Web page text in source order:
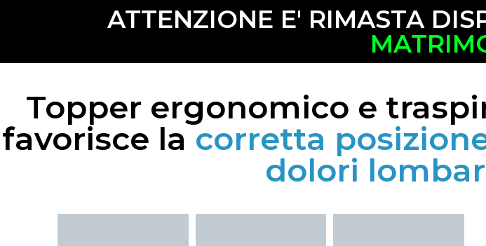
ATTENZIONE E' RIMASTA
Topper ergonomico e
favorisce la corretta
dolori